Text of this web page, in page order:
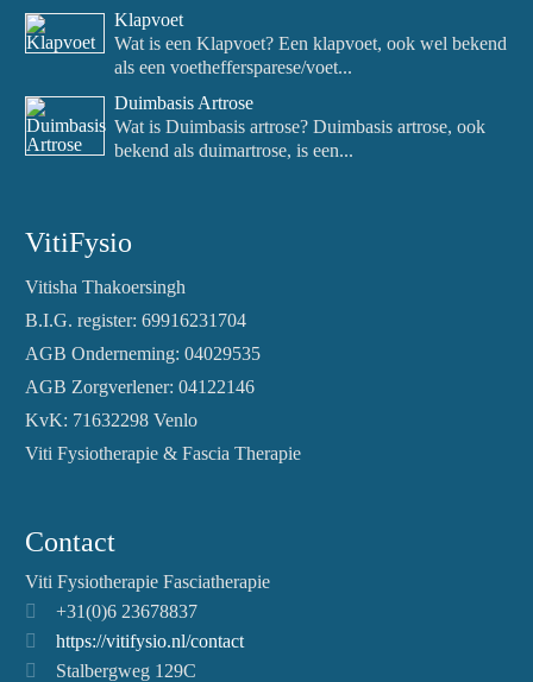
Klapvoet
Wat is een Klapvoet? Een klapvoet, ook wel bekend
als een voetheffersparese/voet...
Duimbasis Artrose
Wat is Duimbasis artrose? Duimbasis artrose, ook
bekend als duimartrose, is een...
VitiFysio
Vitisha Thakoersingh
B.I.G. register: 69916231704
AGB Onderneming: 04029535
AGB Zorgverlener: 04122146
KvK: 71632298 Venlo
Viti Fysiotherapie & Fascia Therapie
Contact
Viti Fysiotherapie Fasciatherapie
+31(0)6 23678837
https://vitifysio.nl/contact
Stalbergweg 129C